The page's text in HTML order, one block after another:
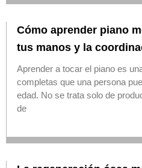
Cómo aprender piano
tus manos y la
Aprender a tocar el piano es
completas que una persona
edad. No se trata solo de
de